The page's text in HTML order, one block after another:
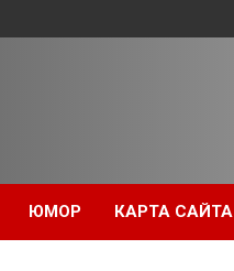
ЮМОР КАРТА САЙТА